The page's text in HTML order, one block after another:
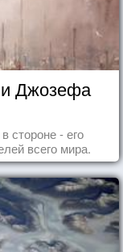
Джозефа
стороне - его
всего мира.